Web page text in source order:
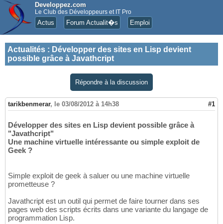
Developpez.com
Le Club des Développeurs et IT Pro
Actus Forum Actualit�s Emploi
Actualités : Développer des sites en Lisp devient
possible grâce à Javathcript
Répondre à la discussion
tarikbenmerar, le 03/08/2012 à 14h38 #1
Développer des sites en Lisp devient possible grâce à
"Javathcript"
Une machine virtuelle intéressante ou simple exploit de
Geek ?
Simple exploit de geek à saluer ou une machine virtuelle
prometteuse ?
Javathcript est un outil qui permet de faire tourner dans ses
pages web des scripts écrits dans une variante du langage de
programmation Lisp.